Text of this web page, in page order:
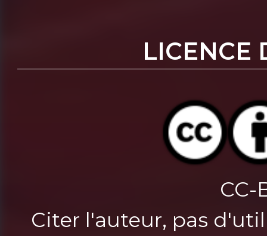
LICENCE
CC-
Citer l'auteur, pas